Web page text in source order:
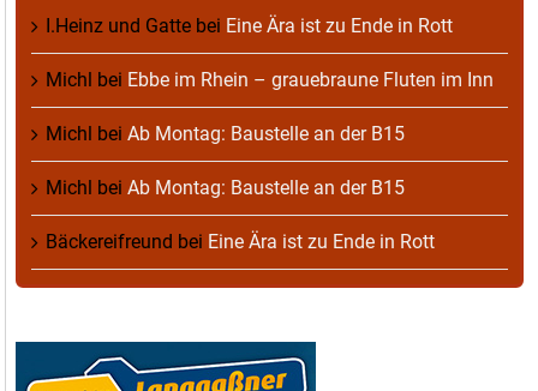
I.Heinz und Gatte bei Eine Ära ist zu Ende in Rott
Michl bei Ebbe im Rhein – grauebraune Fluten im Inn
Michl bei Ab Montag: Baustelle an der B15
Michl bei Ab Montag: Baustelle an der B15
Bäckereifreund bei Eine Ära ist zu Ende in Rott